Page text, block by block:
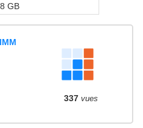
GB
337 vues